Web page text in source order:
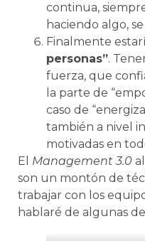
continua,
haciendo algo,
Finalmente
personas”.
fuerza, que
la parte de
caso de
también a nivel
motivadas en
El Management 3.0
son un montón de
trabajar con los
hablaré de algunas